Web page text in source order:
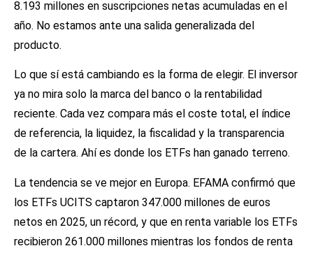
8.193 millones en suscripciones netas acumuladas en el
año. No estamos ante una salida generalizada del
producto.
Lo que sí está cambiando es la forma de elegir. El inversor
ya no mira solo la marca del banco o la rentabilidad
reciente. Cada vez compara más el coste total, el índice
de referencia, la liquidez, la fiscalidad y la transparencia
de la cartera. Ahí es donde los ETFs han ganado terreno.
La tendencia se ve mejor en Europa. EFAMA confirmó que
los ETFs UCITS captaron 347.000 millones de euros
netos en 2025, un récord, y que en renta variable los ETFs
recibieron 261.000 millones mientras los fondos de renta